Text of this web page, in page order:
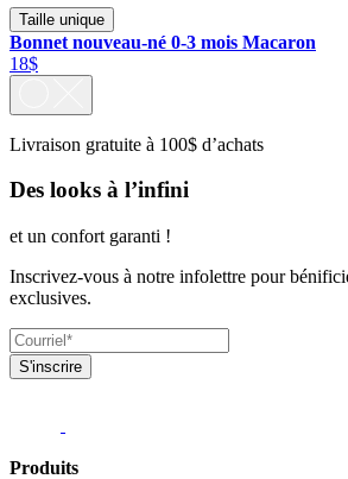
Taille unique
Bonnet nouveau-né 0-3 mois Macaron
18$
Livraison gratuite à 100$ d’achats
Des looks à l’infini
et un confort garanti !
Inscrivez-vous à notre infolettre pour
exclusives.
S'inscrire
Produits